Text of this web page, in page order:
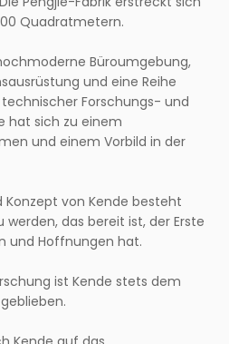
Quadratmetern.
Büroumgebung,
und eine Reihe
Forschungs- und
hat sich zu einem
und einem Vorbild in der
Konzept von Kende besteht
das bereit ist, der Erste
und Hoffnungen hat.
ist Kende stets dem